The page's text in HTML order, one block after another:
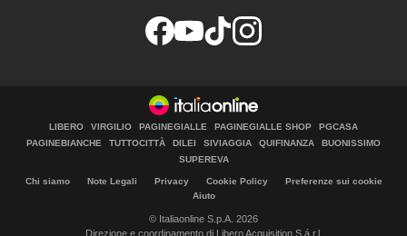
LIBERO VIRGILIO PAGINEGIALLE PAGINEGIALLE SHOP
PGCASA
PAGINEBIANCHE
TUTTOCITTÀ DILEI SIVIAGGIA QUIFINANZA
BUONISSIMO
SUPEREVA
Chi siamo Note Legali Privacy Cookie Policy
Preferenze sui cookie
Aiuto
© Italiaonline S.p.A. 2026
Direzione e coordinamento di Libero Acquisition S.á r.l.